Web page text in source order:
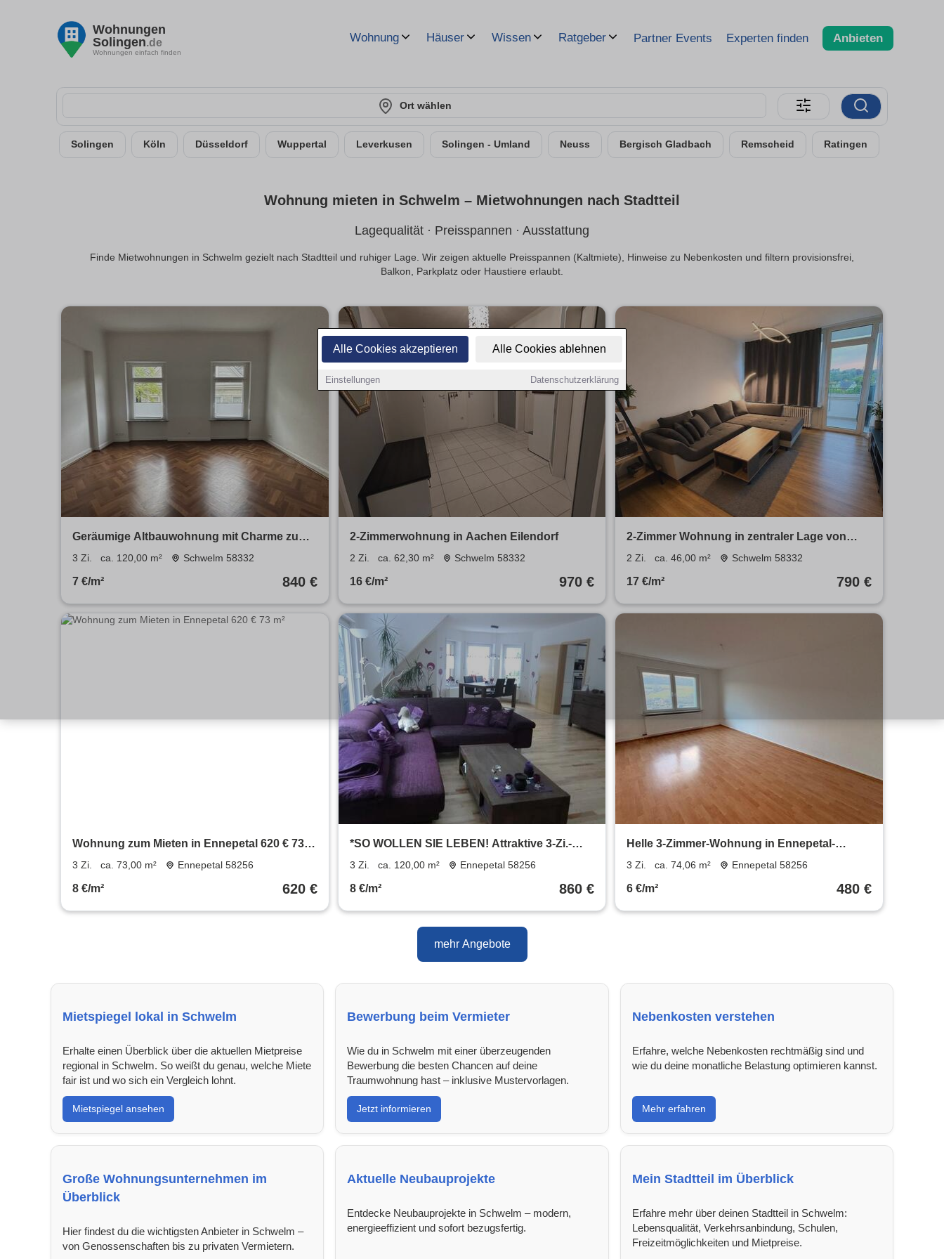
Alle Cookies akzeptieren Alle Cookies ablehnen
Einstellungen Datenschutzerklärung
Wohnungen
Solingen.de
Wohnungen einfach finden
Wohnung Häuser Wissen Ratgeber Partner Events Experten finden Anbieten
Ort wählen
Solingen Köln Düsseldorf Wuppertal Leverkusen Solingen - Umland Neuss Bergisch Gladbach Remscheid Ratingen
Wohnung mieten in Schwelm – Miet­wohnungen nach Stadtteil
Lagequalität · Preisspannen · Ausstattung
Finde Mietwohnungen in Schwelm gezielt nach Stadtteil und ruhiger Lage. Wir zeigen aktuelle Preisspannen (Kaltmiete), Hinweise zu Nebenkosten und filtern provisionsfrei,
Balkon, Parkplatz oder Haustiere erlaubt.
Geräumige Altbauwohnung mit Charme zu
vermieten - Mitten im Zentrum!
3 Zi. ca. 120,00 m² Schwelm 58332
7 €/m² 840 €
2-Zimmerwohnung in Aachen Eilendorf
2 Zi. ca. 62,30 m² Schwelm 58332
16 €/m² 970 €
2-Zimmer Wohnung in zentraler Lage von
Erkrath
2 Zi. ca. 46,00 m² Schwelm 58332
17 €/m² 790 €
Wohnung zum Mieten in Ennepetal 620 € 73
m²
3 Zi. ca. 73,00 m² Ennepetal 58256
8 €/m² 620 €
*SO WOLLEN SIE LEBEN! Attraktive 3-Zi.-
Whg. mit Süd-Balkon, ruhig aber zentral in
3 Zi. ca. 120,00 m² Ennepetal 58256
8 €/m² 860 €
Helle 3-Zimmer-Wohnung in Ennepetal-
Voerde!
3 Zi. ca. 74,06 m² Ennepetal 58256
6 €/m² 480 €
mehr Angebote
Mietspiegel lokal in Schwelm
Erhalte einen Überblick über die aktuellen Mietpreise
regional in Schwelm. So weißt du genau, welche Miete
fair ist und wo sich ein Vergleich lohnt.
Mietspiegel ansehen
Bewerbung beim Vermieter
Wie du in Schwelm mit einer überzeugenden
Bewerbung die besten Chancen auf deine
Traumwohnung hast – inklusive Mustervorlagen.
Jetzt informieren
Nebenkosten verstehen
Erfahre, welche Nebenkosten rechtmäßig sind und
wie du deine monatliche Belastung optimieren kannst.
Mehr erfahren
Große Wohnungsunternehmen im
Überblick
Hier findest du die wichtigsten Anbieter in Schwelm –
von Genossenschaften bis zu privaten Vermietern.
Aktuelle Neubauprojekte
Entdecke Neubauprojekte in Schwelm – modern,
energieeffizient und sofort bezugsfertig.
Mein Stadtteil im Überblick
Erfahre mehr über deinen Stadtteil in Schwelm:
Lebensqualität, Verkehrsanbindung, Schulen,
Freizeitmöglichkeiten und Mietpreise.